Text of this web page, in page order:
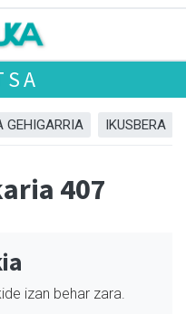
GEHIGARRIA IKUSBERA
407
izan behar zara.